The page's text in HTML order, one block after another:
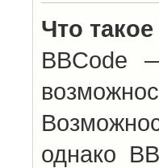
Что
BBCode
однако